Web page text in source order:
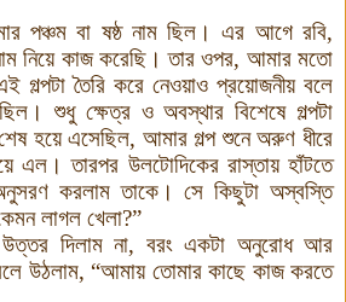
পঞ্চম বা ষষ্ঠ নাম ছিল । এর আগে রবি,
নিয়ে কাজ করেছি। তার ওপর, আমার মতো
গল্পটা তৈরি করে নেওয়াও প্রয়োজনীয় বলে
।
শুধু ক্ষেত্র ও অবস্থার বিশেষে গল্পটা
হয়ে এসেছিল, আমার গল্প শুনে অরুণ ধীরে
এল । তারপর উলটোদিকের রাস্তায় হাঁটতে
করলাম তাকে। সে কিছুটা অস্বস্তি
লাগল খেলা?”
দিলাম না, বরং একটা অনুরোধ আর
উঠলাম, “আমায় তোমার কাছে কাজ করতে